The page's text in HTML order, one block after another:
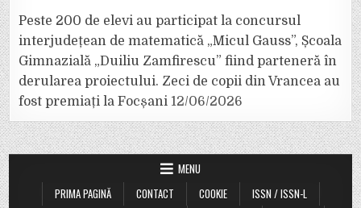
Peste 200 de elevi au participat la concursul
interjudețean de matematică „Micul Gauss”, Școala
Gimnazială „Duiliu Zamfirescu” fiind parteneră în
derularea proiectului. Zeci de copii din Vrancea au
fost premiați la Focșani 12/06/2026
MENU
PRIMA PAGINĂ
CONTACT COOKIE
ISSN / ISSN-L